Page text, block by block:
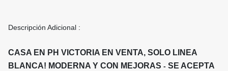
Descripción Adicional :
CASA EN PH VICTORIA EN VENTA, SOLO LINEA
BLANCA! MODERNA Y CON MEJORAS - SE ACEPTA